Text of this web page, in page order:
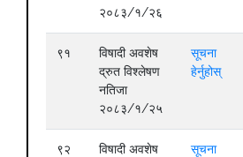
२०८३/१/२६
९१
विषादी अवशेष
द्रुत विश्लेषण
नतिजा
२०८३/१/२५
सूचना
हेर्नुहोस्
९२
विषादी अवशेष
सूचना